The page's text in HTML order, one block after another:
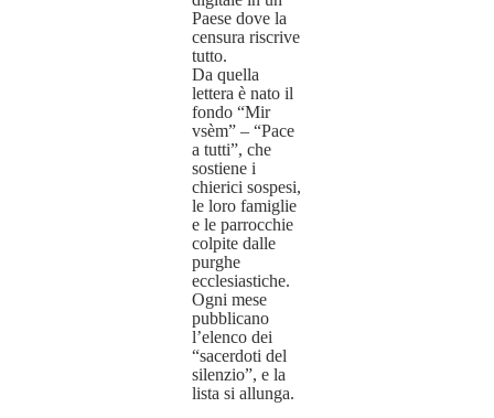
Paese dove la
censura riscrive
tutto.
Da quella
lettera è nato il
fondo “Mir
vsèm” – “Pace
a tutti”, che
sostiene i
chierici sospesi,
le loro famiglie
e le parrocchie
colpite dalle
purghe
ecclesiastiche.
Ogni mese
pubblicano
l’elenco dei
“sacerdoti del
silenzio”, e la
lista si allunga.